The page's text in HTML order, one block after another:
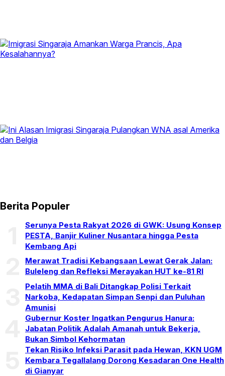
Berita Populer
Serunya Pesta Rakyat 2026 di GWK: Usung Konsep
PESTA, Banjir Kuliner Nusantara hingga Pesta
Kembang Api
Merawat Tradisi Kebangsaan Lewat Gerak Jalan:
Buleleng dan Refleksi Merayakan HUT ke-81 RI
Pelatih MMA di Bali Ditangkap Polisi Terkait
Narkoba, Kedapatan Simpan Senpi dan Puluhan
Amunisi
Gubernur Koster Ingatkan Pengurus Hanura:
Jabatan Politik Adalah Amanah untuk Bekerja,
Bukan Simbol Kehormatan
Tekan Risiko Infeksi Parasit pada Hewan, KKN UGM
Kembara Tegallalang Dorong Kesadaran One Health
di Gianyar